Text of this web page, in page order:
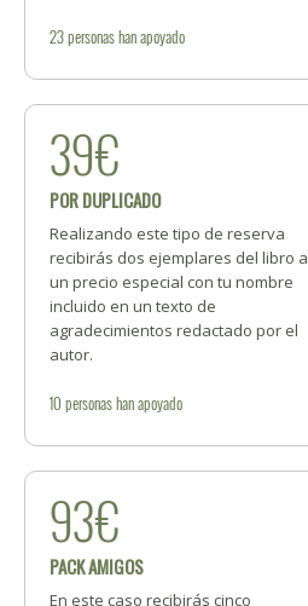
23personashan apoyado
39€
POR DUPLICADO
Realizando este tipo de reserva
recibirás dos ejemplares del libro a
un precio especial con tu nombre
incluido en un texto de
agradecimientos redactado por el
autor.
10 personashan apoyado
93€
PACK AMIGOS
En este caso recibirás cinco